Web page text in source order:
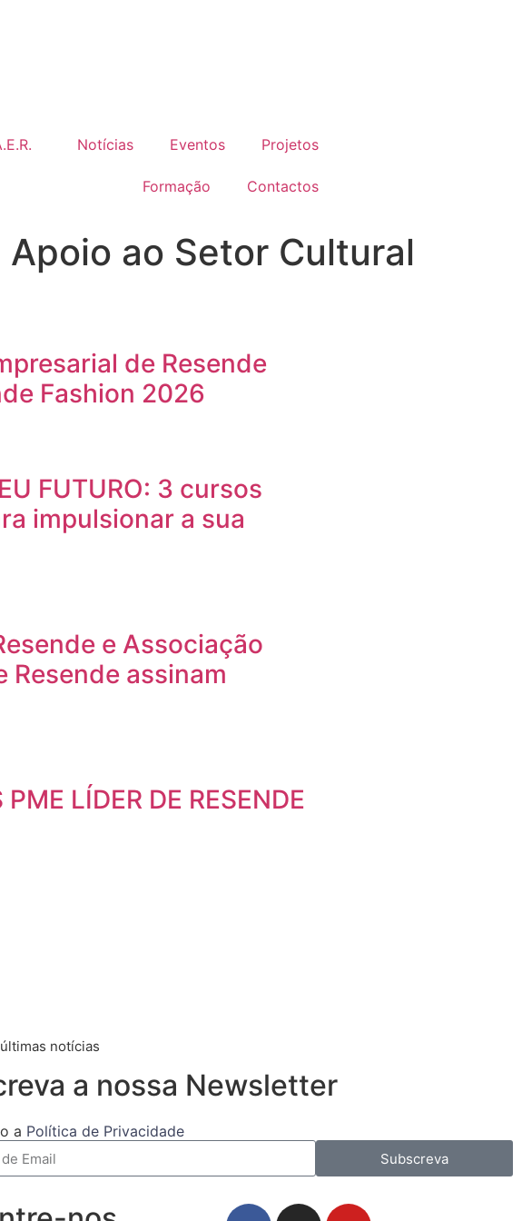
Notícias Eventos Projetos
Formação Contactos
ao Setor Cultural
de Resende
Fashion 2026
FUTURO: 3 cursos
impulsionar a sua
e Associação
Resende assinam
LÍDER DE RESENDE
notícias
a nossa Newsletter
a Política de Privacidade
Subscreva